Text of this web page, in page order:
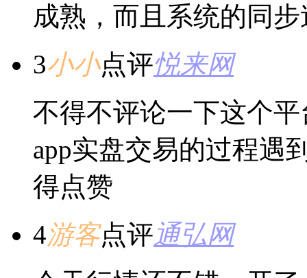
成熟，而且系统的同
3小小点评悦来网
不得不评论一下这个
app实盘交易的过程遇
得点赞
4游客点评通弘网